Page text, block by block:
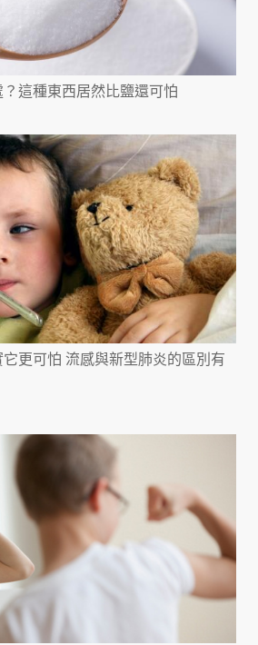
這種東西居然比鹽還可怕
更可怕 流感與新型肺炎的區別有